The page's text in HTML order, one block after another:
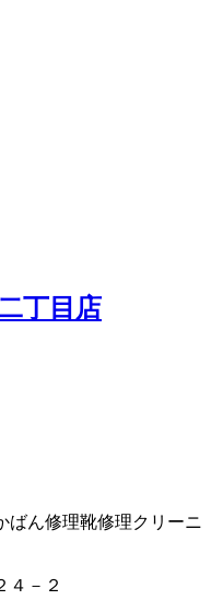
丁目店
ばん修理靴修理クリーニ
４－２